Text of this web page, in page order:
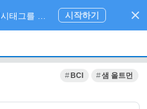
BCI 샘 올트먼
스닙팟에서는 좋아하는 #해시태그를 팔로우 하고 내가 관심있는 주제만 모아볼 수 있어요. 시작하기